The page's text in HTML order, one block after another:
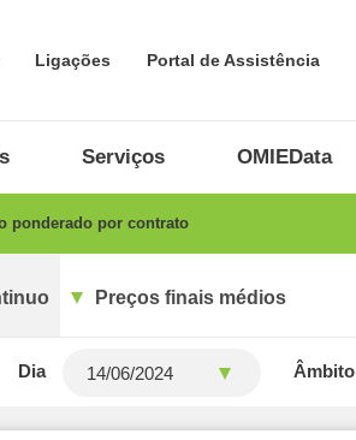
Ligações Portal de Assistência
Serviços OMIEData
ponderado por contrato
Preços finais médios
Dia Âmbito